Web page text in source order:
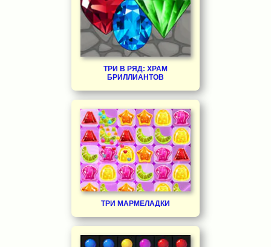
ТРИ В РЯД: ХРАМ
БРИЛЛИАНТОВ
ТРИ МАРМЕЛАДКИ